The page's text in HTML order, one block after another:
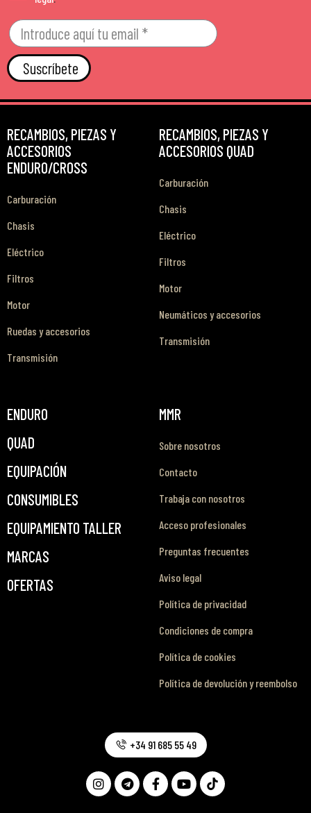
Suscríbete
RECAMBIOS, PIEZAS Y
ACCESORIOS
ENDURO/CROSS
Carburación
Chasis
Eléctrico
Filtros
Motor
Ruedas y accesorios
Transmisión
RECAMBIOS, PIEZAS Y
ACCESORIOS QUAD
Carburación
Chasis
Eléctrico
Filtros
Motor
Neumáticos y accesorios
Transmisión
ENDURO
QUAD
EQUIPACIÓN
CONSUMIBLES
EQUIPAMIENTO TALLER
MARCAS
OFERTAS
MMR
Sobre nosotros
Contacto
Trabaja con nosotros
Acceso profesionales
Preguntas frecuentes
Aviso legal
Política de privacidad
Condiciones de compra
Política de cookies
Política de devolución y reembolso
+34 91 685 55 49